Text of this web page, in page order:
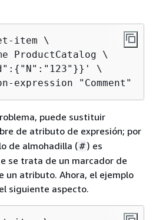
item \
ProductCatalog \
{ "N":"123"}}' \
expression "Comment"
puede sustituir
de atributo de expresión; por
de almohadilla (#) es
se trata de un marcador de
un atributo. Ahora, el ejemplo
siguiente aspecto.